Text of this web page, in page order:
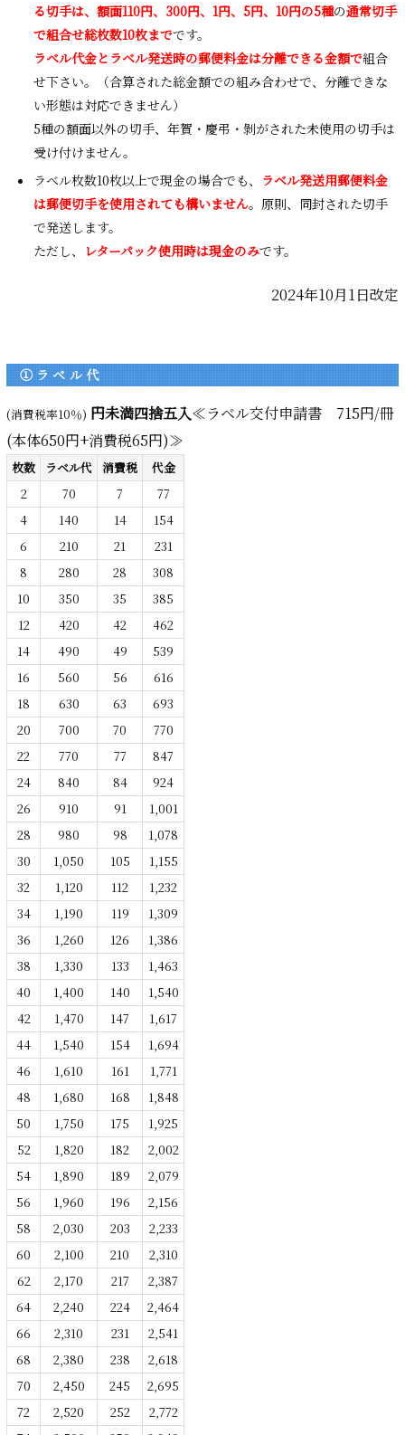
る切手は、額面110円、300円、1円、5円、10円の5種の通常切手
で組合せ総枚数10枚までです。
ラベル代金とラベル発送時の郵便料金は分離できる金額で組合
せ下さい。（合算された総金額での組み合わせで、分離できな
い形態は対応できません）
5種の額面以外の切手、年賀・慶弔・剝がされた未使用の切手は
受け付けません。
ラベル枚数10枚以上で現金の場合でも、 ラベル発送用郵便料金
は郵便切手を使用されても構いません。原則、同封された切手
で発送します。
ただし、 レターパック使用時は現金のみです。
2024年10月1日改定
①ラベル代
(消費税率10％) 円未満四捨五入≪ラベル交付申請書 715円/冊
(本体650円+消費税65円)≫
枚数 ラベル代 消費税
代金
2
70 7
77
4
140 14
154
6
210 21
231
8
280 28
308
10
350 35
385
12
420 42
462
14
490 49
539
16
560 56
616
18
630 63
693
20
700 70
770
22
770 77
847
24
840 84
924
26
910 91
1,001
28
980 98
1,078
30
1,050 105
1,155
32
1,120 112
1,232
34
1,190 119
1,309
36
1,260 126
1,386
38
1,330 133
1,463
40
1,400 140
1,540
42
1,470 147
1,617
44
1,540 154
1,694
46
1,610 161
1,771
48
1,680 168
1,848
50
1,750 175
1,925
52
1,820 182
2,002
54
1,890 189
2,079
56
1,960 196
2,156
58
2,030 203
2,233
60
2,100 210
2,310
62
2,170 217
2,387
64
2,240 224
2,464
66
2,310 231
2,541
68
2,380 238
2,618
70
2,450 245
2,695
72
2,520 252
2,772